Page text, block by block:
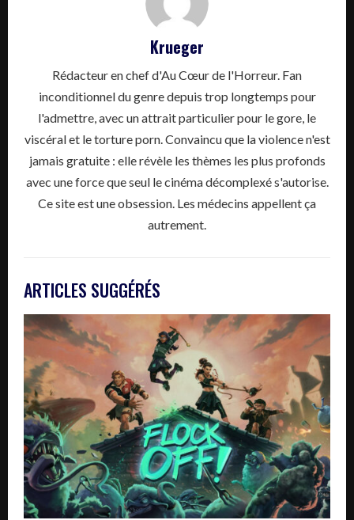
Krueger
Rédacteur en chef d'Au Cœur de l'Horreur. Fan
inconditionnel du genre depuis trop longtemps pour
l'admettre, avec un attrait particulier pour le gore, le
viscéral et le torture porn. Convaincu que la violence n'est
jamais gratuite : elle révèle les thèmes les plus profonds
avec une force que seul le cinéma décomplexé s'autorise.
Ce site est une obsession. Les médecins appellent ça
autrement.
ARTICLES SUGGÉRÉS